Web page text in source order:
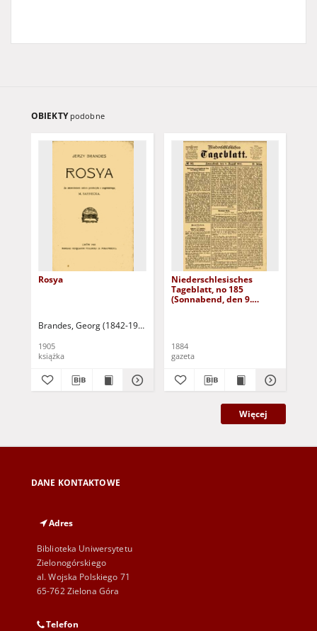
OBIEKTY podobne
Rosya
Brandes, Georg (1842-1927)
1905
książka
Niederschlesisches
Tageblatt, no 185
(Sonnabend, den 9.
1884
gazeta
Więcej
DANE KONTAKTOWE
Adres
Biblioteka Uniwersytetu
Zielonogórskiego
al. Wojska Polskiego 71
65-762 Zielona Góra
Telefon